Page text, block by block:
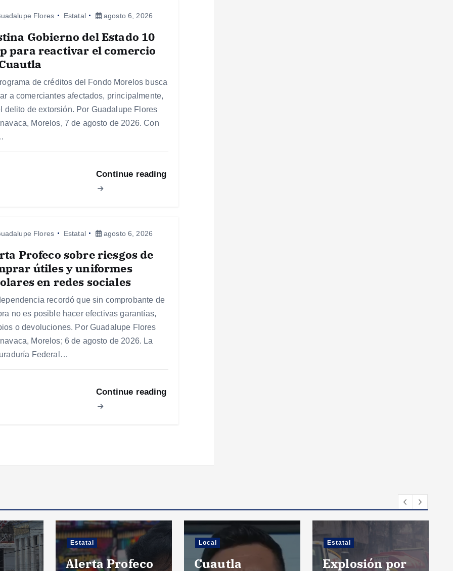
Flores Estatal agosto 6, 2026
Gobierno del Estado 10
para reactivar el comercio
de créditos del Fondo Morelos busca
a comerciantes afectados, principalmente,
delito de extorsión. Por Guadalupe Flores
Morelos, 7 de agosto de 2026. Con
Continue reading
Flores Estatal agosto 6, 2026
Profeco sobre riesgos de
útiles y uniformes
en redes sociales
recordó que sin comprobante de
no es posible hacer efectivas garantías,
o devoluciones. Por Guadalupe Flores
Morelos; 6 de agosto de 2026. La
Federal…
Continue reading
Estatal
Alerta Profeco
Local
Cuautla
Estatal
Explosión por